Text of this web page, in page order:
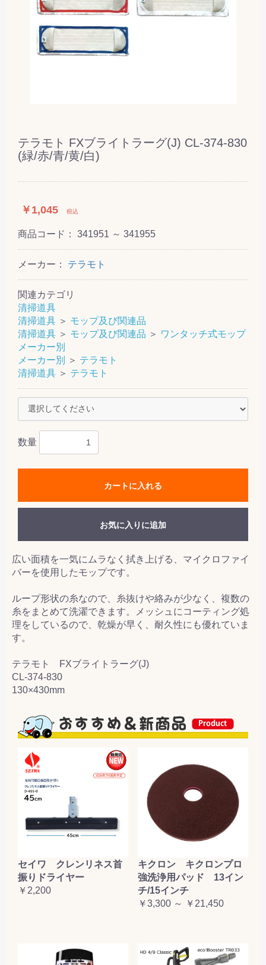
テラモト FXブライトラーグ(J) CL-374-830
(緑/赤/青/黄/白)
￥1,045 税込
商品コード： 341951 ～ 341955
メーカー： テラモト
関連カテゴリ
清掃道具
清掃道具 ＞ モップ及び関連品
清掃道具 ＞ モップ及び関連品 ＞ ワンタッチ式モップ
メーカー別
メーカー別
＞ テラモト
清掃道具 ＞ テラモト
数量
カートに入れる
お気に入りに追加
広い面積を一気にムラなく拭き上げる、マイクロファイ
バーを使用したモップです。
ループ形状の糸なので、糸抜けや絡みが少なく、複数の
糸をまとめて洗濯できます。メッシュにコーティング処
理をしているので、乾燥が早く、耐久性にも優れていま
す。
テラモト FXブライトラーグ(J)
CL-374-830
130×430mm
セイワ クレンリネス首
振りドライヤー
￥2,200
キクロン キクロンプロ
強洗浄用パッド 13イン
チ/15インチ
￥3,300 ～ ￥21,450